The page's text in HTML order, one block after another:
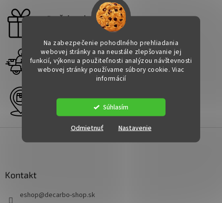
Na zabezpečenie pohodlného prehliadania
webovej stránky a na neustále zlepšovanie jej
funkcií, výkonu a použiteľnosti analýzou návštevnosti
webovej stránky používame súbory cookie. Viac
informácií
Súhlasím
Nastavenie
Odmietnuť
Darček zadarmo
Pre všetky objednávky
Rýchle doručenie
Kdekoľvek
Viac ako 3000 výdajných miest
Po celom Slovensku
Kontakt
eshop@decarbo-shop.sk